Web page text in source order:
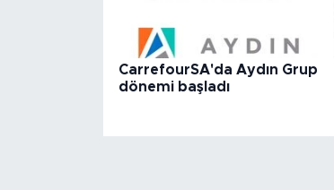
CarrefourSA'da Aydın Grup
dönemi başladı